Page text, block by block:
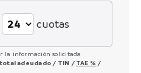
cuotas
la información solicitada
adeudado / TIN / TAE % /